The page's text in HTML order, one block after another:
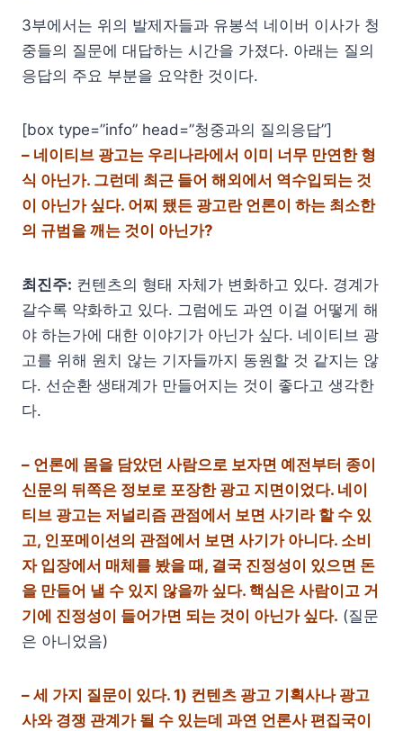
3부에서는 위의 발제자들과 유봉석 네이버 이사가 청
중들의 질문에 대답하는 시간을 가졌다. 아래는 질의
응답의 주요 부분을 요약한 것이다.
[box type=”info” head=”청중과의 질의응답”]
– 네이티브 광고는 우리나라에서 이미 너무 만연한 형
식 아닌가. 그런데 최근 들어 해외에서 역수입되는 것
이 아닌가 싶다. 어찌 됐든 광고란 언론이 하는 최소한
의 규범을 깨는 것이 아닌가?
최진주: 컨텐츠의 형태 자체가 변화하고 있다. 경계가
갈수록 약화하고 있다. 그럼에도 과연 이걸 어떻게 해
야 하는가에 대한 이야기가 아닌가 싶다. 네이티브 광
고를 위해 원치 않는 기자들까지 동원할 것 같지는 않
다. 선순환 생태계가 만들어지는 것이 좋다고 생각한
다.
– 언론에 몸을 담았던 사람으로 보자면 예전부터 종이
신문의 뒤쪽은 정보로 포장한 광고 지면이었다. 네이
티브 광고는 저널리즘 관점에서 보면 사기라 할 수 있
고, 인포메이션의 관점에서 보면 사기가 아니다. 소비
자 입장에서 매체를 봤을 때, 결국 진정성이 있으면 돈
을 만들어 낼 수 있지 않을까 싶다. 핵심은 사람이고 거
기에 진정성이 들어가면 되는 것이 아닌가 싶다. (질문
은 아니었음)
– 세 가지 질문이 있다. 1) 컨텐츠 광고 기획사나 광고
사와 경쟁 관계가 될 수 있는데 과연 언론사 편집국이